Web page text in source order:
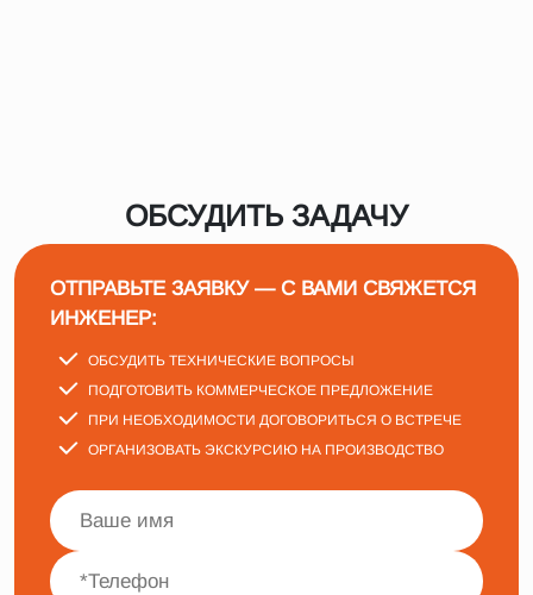
ОБСУДИТЬ ЗАДАЧУ
ОТПРАВЬТЕ ЗАЯВКУ — С ВАМИ СВЯЖЕТСЯ
ИНЖЕНЕР:
ОБСУДИТЬ ТЕХНИЧЕСКИЕ ВОПРОСЫ
ПОДГОТОВИТЬ КОММЕРЧЕСКОЕ ПРЕДЛОЖЕНИЕ
ПРИ НЕОБХОДИМОСТИ ДОГОВОРИТЬСЯ О ВСТРЕЧЕ
ОРГАНИЗОВАТЬ ЭКСКУРСИЮ НА ПРОИЗВОДСТВО